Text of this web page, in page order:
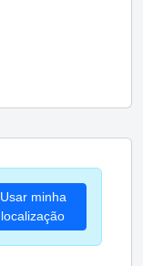
Usar minha
localização